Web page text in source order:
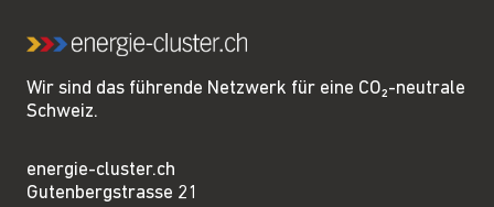
Wir sind das führende Netzwerk für eine CO₂-neutrale
Schweiz.
energie-cluster.ch
Gutenbergstrasse 21